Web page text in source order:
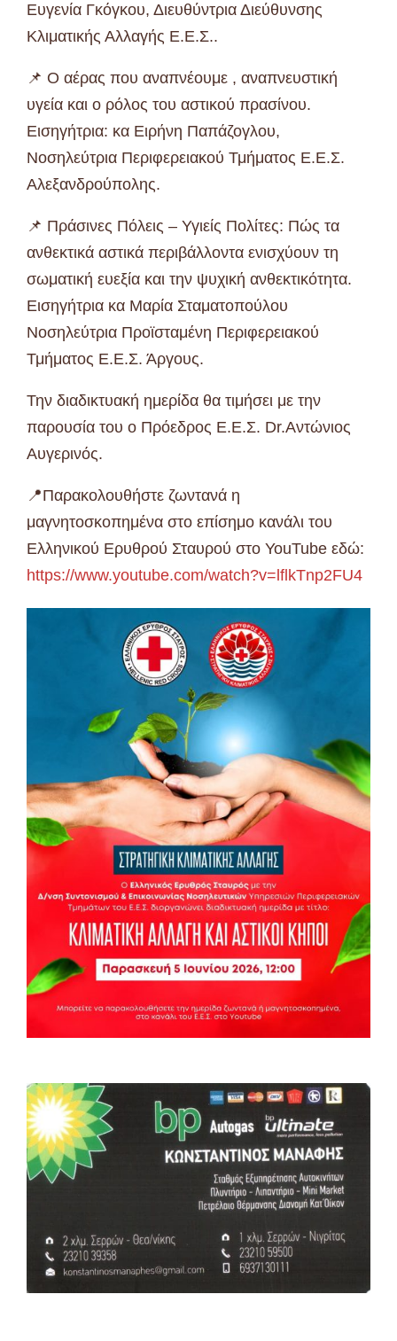
Ευγενία Γκόγκου, Διευθύντρια Διεύθυνσης
Κλιματικής Αλλαγής Ε.Ε.Σ..
📌 Ο αέρας που αναπνέουμε , αναπνευστική
υγεία και ο ρόλος του αστικού πρασίνου.
Εισηγήτρια: κα Ειρήνη Παπάζογλου,
Νοσηλεύτρια Περιφερειακού Τμήματος Ε.Ε.Σ.
Αλεξανδρούπολης.
📌 Πράσινες Πόλεις – Υγιείς Πολίτες: Πώς τα
ανθεκτικά αστικά περιβάλλοντα ενισχύουν τη
σωματική ευεξία και την ψυχική ανθεκτικότητα.
Εισηγήτρια κα Μαρία Σταματοπούλου
Νοσηλεύτρια Προϊσταμένη Περιφερειακού
Τμήματος Ε.Ε.Σ. Άργους.
Την διαδικτυακή ημερίδα θα τιμήσει με την
παρουσία του ο Πρόεδρος Ε.Ε.Σ. Dr.Αντώνιος
Αυγερινός.
📍Παρακολουθήστε ζωντανά η
μαγνητοσκοπημένα στο επίσημο κανάλι του
Ελληνικού Ερυθρού Σταυρού στο YouTube εδώ:
https://www.youtube.com/watch?v=lflkTnp2FU4